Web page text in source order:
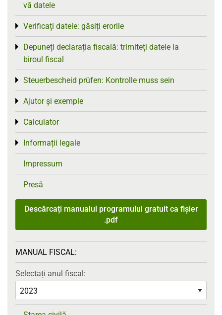
vă datele
Verificați datele: găsiți erorile
Toggle menu
Depuneți declarația fiscală: trimiteți datele la
biroul fiscal
Toggle menu
Steuerbescheid prüfen: Kontrolle muss sein
Toggle menu
Ajutor și exemple
Toggle menu
Calculator
Toggle menu
Informații legale
Toggle menu
Impressum
Presă
Descărcați manualul programului gratuit ca fișier
.pdf
MANUAL FISCAL:
Selectați anul fiscal: